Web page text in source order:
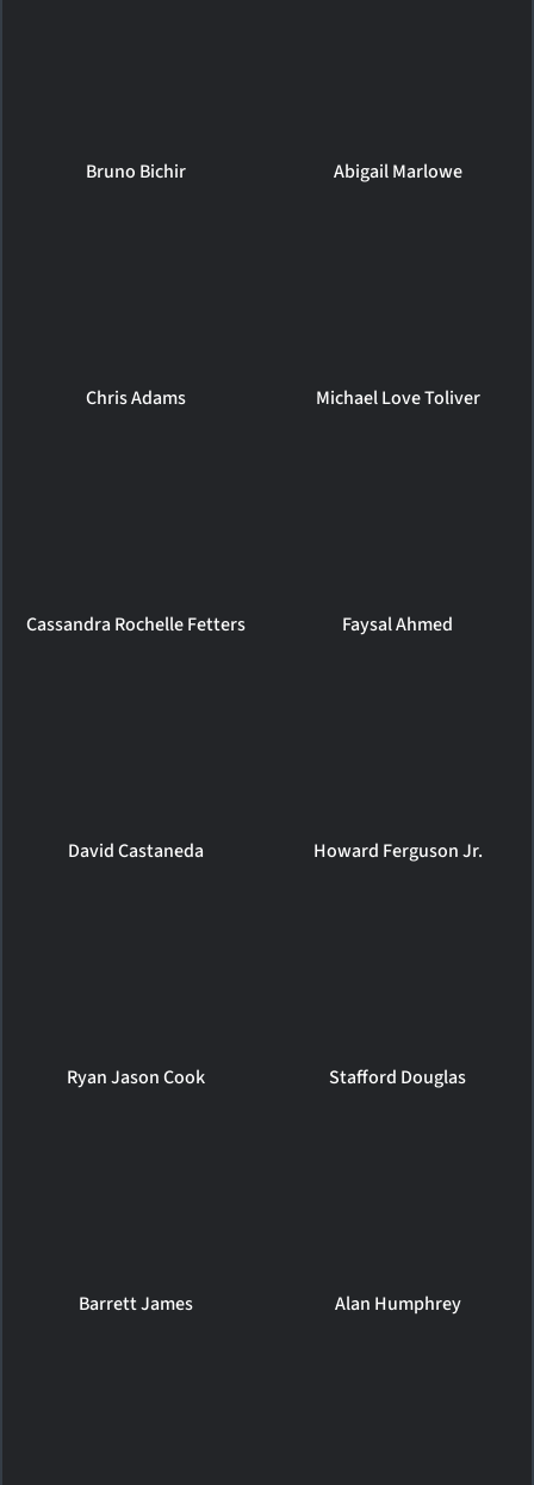
Bruno Bichir Abigail Marlowe
Chris Adams Michael Love Toliver
Cassandra Rochelle Fetters Faysal Ahmed
David Castaneda Howard Ferguson Jr.
Ryan Jason Cook Stafford Douglas
Barrett James Alan Humphrey